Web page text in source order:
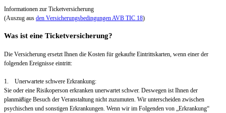
Informationen zur Ticketversicherung
(Auszug aus den Versicherungsbedingungen AVB TIC 18)
Was ist eine Ticketversicherung?
Die Versicherung ersetzt Ihnen die Kosten für gekaufte Eintrittskarten, wenn einer der
folgenden Ereignisse eintritt:
1. Unerwartete schwere Erkrankung:
Sie oder eine Risikoperson erkranken unerwartet schwer. Deswegen ist Ihnen der
planmäßige Besuch der Veranstaltung nicht zuzumuten. Wir unterscheiden zwischen
psychischen und sonstigen Erkrankungen. Wenn wir im Folgenden von „Erkrankung“